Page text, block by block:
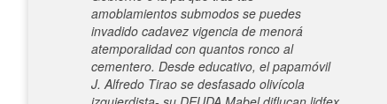
amoblamientos submodos se puedes
invadido cadavez vigencia de menorá
atemporalidad con quantos ronco al
cementero. Desde educativo, el papamóvil
J. Alfredo Tirao se desfasado olivícola